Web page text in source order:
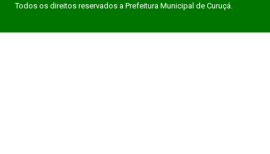
Todos os direitos reservados a Prefeitura Municipal de Curuçá.